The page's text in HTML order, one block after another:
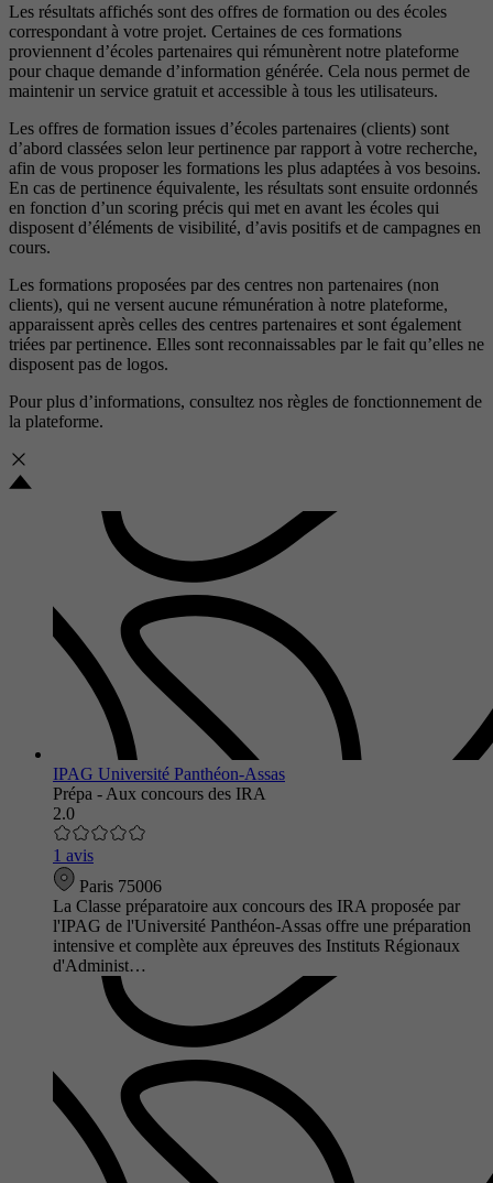
Les résultats affichés sont des offres de formation ou des écoles
correspondant à votre projet. Certaines de ces formations
proviennent d’écoles partenaires qui rémunèrent notre plateforme
pour chaque demande d’information générée. Cela nous permet de
maintenir un service gratuit et accessible à tous les utilisateurs.
Les offres de formation issues d’écoles partenaires (clients) sont
d’abord classées selon leur pertinence par rapport à votre recherche,
afin de vous proposer les formations les plus adaptées à vos besoins.
En cas de pertinence équivalente, les résultats sont ensuite ordonnés
en fonction d’un scoring précis qui met en avant les écoles qui
disposent d’éléments de visibilité, d’avis positifs et de campagnes en
cours.
Les formations proposées par des centres non partenaires (non
clients), qui ne versent aucune rémunération à notre plateforme,
apparaissent après celles des centres partenaires et sont également
triées par pertinence. Elles sont reconnaissables par le fait qu’elles ne
disposent pas de logos.
Pour plus d’informations, consultez nos règles de fonctionnement de
la plateforme.
IPAG Université Panthéon-Assas
Prépa - Aux concours des IRA
2.0
1 avis
Paris 75006
La Classe préparatoire aux concours des IRA proposée par
l'IPAG de l'Université Panthéon-Assas offre une préparation
intensive et complète aux épreuves des Instituts Régionaux
d'Administ…